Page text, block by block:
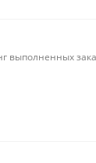
выполненных